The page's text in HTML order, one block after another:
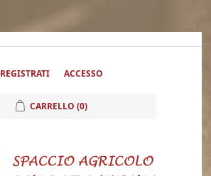
REGISTRATI ACCESSO
CARRELLO (0)